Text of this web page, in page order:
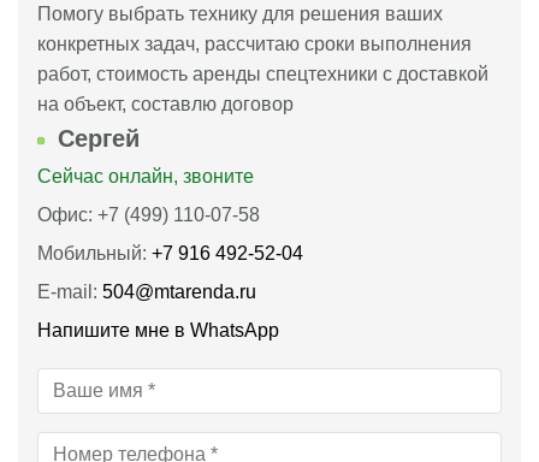
Помогу выбрать технику для решения ваших
конкретных задач, рассчитаю сроки выполнения
работ, стоимость аренды спецтехники с доставкой
на объект, составлю договор
Сергей
Сейчас онлайн, звоните
Офис: +7 (499) 110-07-58
Мобильный: +7 916 492‑52‑04
E-mail: 504@mtarenda.ru
Напишите мне в WhatsApp